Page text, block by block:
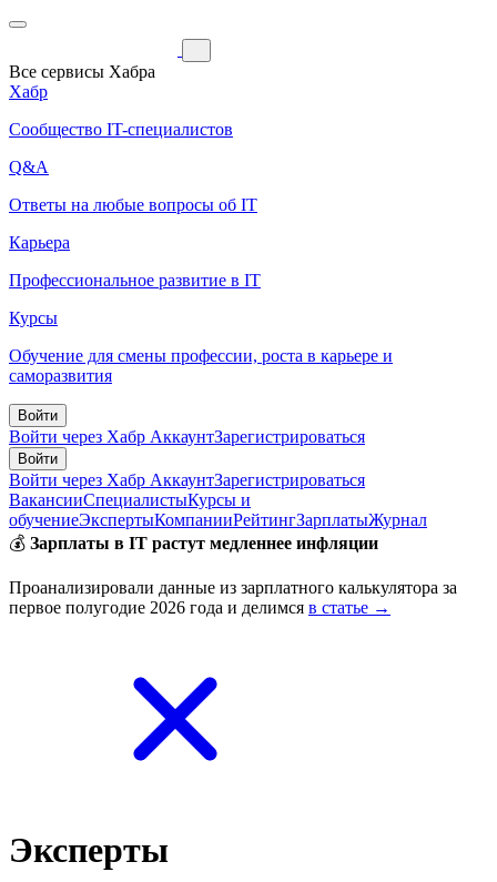
Все сервисы Хабра
Хабр
Сообщество IT-специалистов
Q&A
Ответы на любые вопросы об IT
Карьера
Профессиональное развитие в IT
Курсы
Обучение для смены профессии, роста в карьере и
саморазвития
Войти
Войти через Хабр АккаунтЗарегистрироваться
Войти
Войти через Хабр АккаунтЗарегистрироваться
ВакансииСпециалистыКурсы и
обучениеЭкспертыКомпанииРейтингЗарплатыЖурнал
💰 Зарплаты в IT растут медленнее инфляции
Проанализировали данные из зарплатного калькулятора за
первое полугодие 2026 года и делимся в статье →
Эксперты